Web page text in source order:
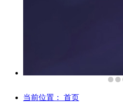
当前位置：
首页